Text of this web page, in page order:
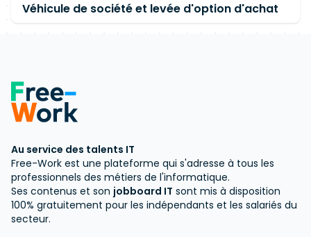
Véhicule de société et levée d'option d'achat
Au service des talents IT
Free-Work est une plateforme qui s'adresse à tous les
professionnels des métiers de l'informatique.
Ses contenus et son jobboard IT sont mis à disposition
100% gratuitement pour les indépendants et les salariés du
secteur.